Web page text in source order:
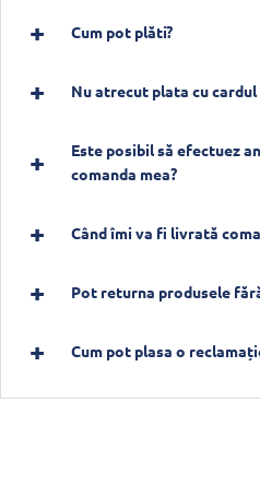
Cum pot plăti?
Nu atrecut plata cu
Este posibil să efectuez
comanda mea?
Când îmi va fi livrată
Pot returna produsele
Cum pot plasa o